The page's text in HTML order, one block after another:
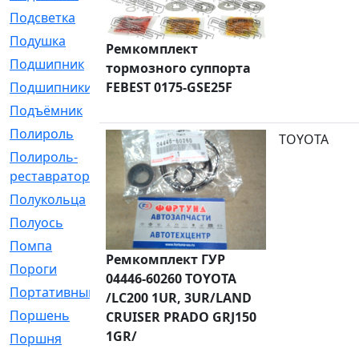
Подсветка
[1]
Подушка
[1540]
Подшипник
[1825]
Подшипники
[106]
Подъёмник
Полироль
[1]
Полироль-
реставратор
[1]
Полукольца
[107]
Полуось
[43]
Помпа
[537]
Пороги
[1]
Портативный
[1]
Поршень
[5]
Поршня
Ремкомплект
тормозного суппорта
FEBEST 0175-GSE25F
Ремкомплект ГУР
04446-60260 TOYOTA
/LC200 1UR, 3UR/LAND
CRUISER PRADO GRJ150
1GR/
TOYOTA